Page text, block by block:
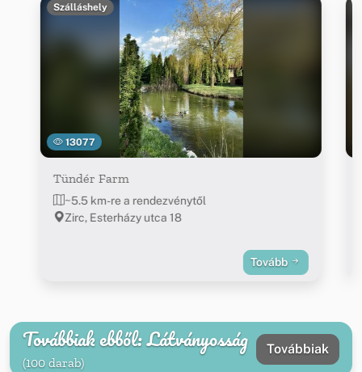
13077
Szálláshely
Tündér Farm
~5.5 km-re a rendezvénytől
Zirc, Esterházy utca 18
Tovább
Továbbiak ebből: Látványosság
(100 darab)
Továbbiak